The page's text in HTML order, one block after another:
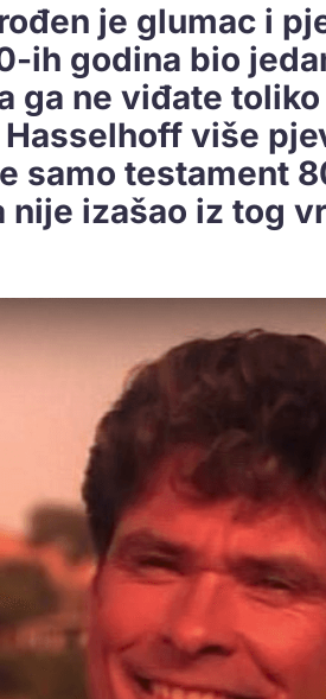
je glumac i
ih godina bio
ga ne viđate
više
samo testament
nije izašao iz tog